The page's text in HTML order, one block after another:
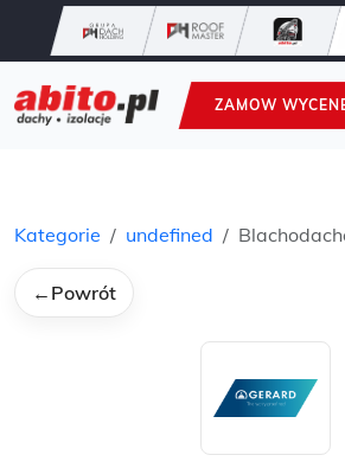
ZAMOW
Kategorie undefined
← Powrót